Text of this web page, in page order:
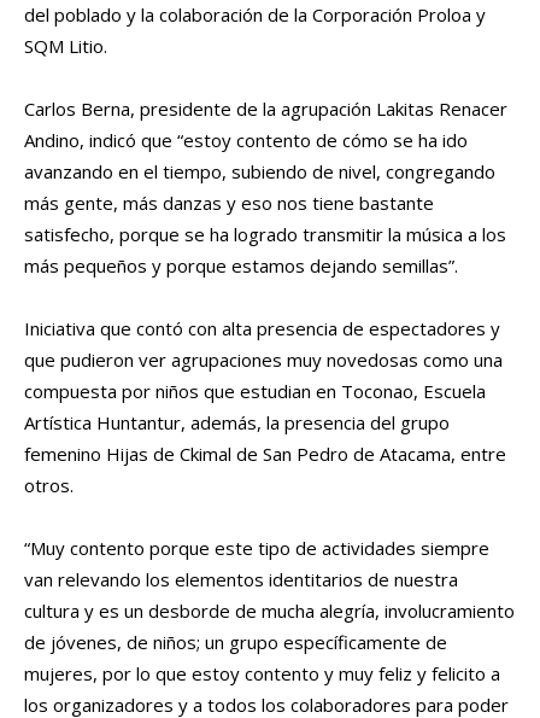
del poblado y la colaboración de la Corporación Proloa y
SQM Litio.
Carlos Berna, presidente de la agrupación Lakitas Renacer
Andino, indicó que “estoy contento de cómo se ha ido
avanzando en el tiempo, subiendo de nivel, congregando
más gente, más danzas y eso nos tiene bastante
satisfecho, porque se ha logrado transmitir la música a los
más pequeños y porque estamos dejando semillas”.
Iniciativa que contó con alta presencia de espectadores y
que pudieron ver agrupaciones muy novedosas como una
compuesta por niños que estudian en Toconao, Escuela
Artística Huntantur, además, la presencia del grupo
femenino Hijas de Ckimal de San Pedro de Atacama, entre
otros.
“Muy contento porque este tipo de actividades siempre
van relevando los elementos identitarios de nuestra
cultura y es un desborde de mucha alegría, involucramiento
de jóvenes, de niños; un grupo específicamente de
mujeres, por lo que estoy contento y muy feliz y felicito a
los organizadores y a todos los colaboradores para poder